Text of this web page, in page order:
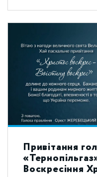
Привітання
Воскресіння